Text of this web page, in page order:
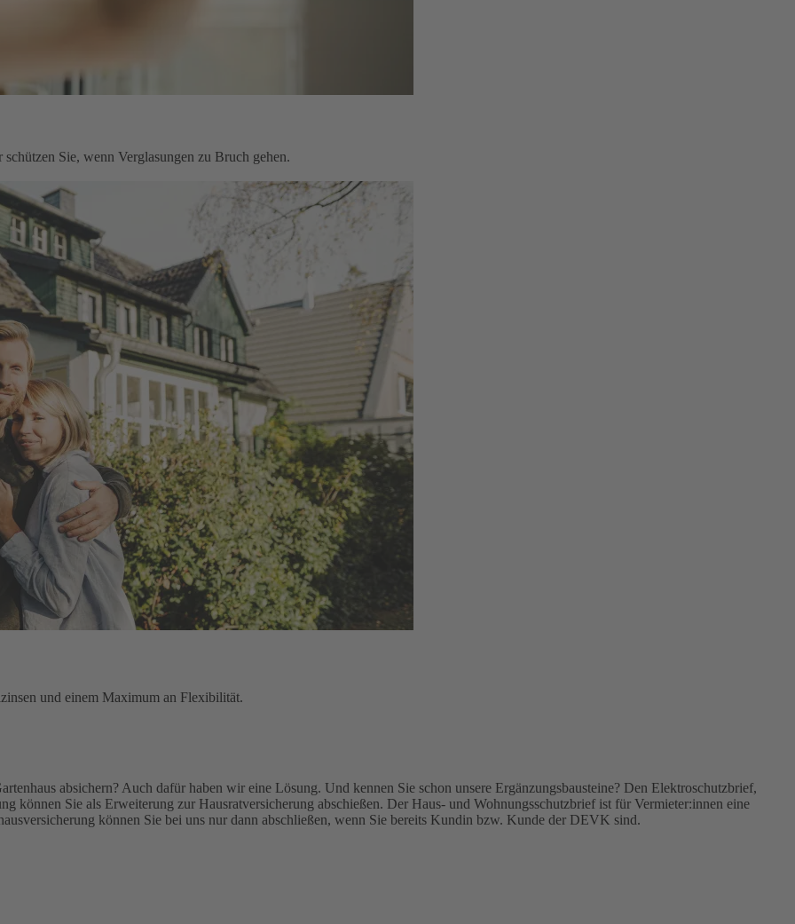
Sie, wenn Verglasungen zu Bruch gehen.
und einem Maximum an Flexibilität.
absichern? Auch dafür haben wir eine Lösung. Und kennen Sie schon unsere Ergänzungsbausteine? Den Elektroschutzbrief,
können Sie als Erweiterung zur Hausratversicherung abschießen. Der Haus- und Wohnungsschutzbrief ist für Vermieter:innen eine
können Sie bei uns nur dann abschließen, wenn Sie bereits Kundin bzw. Kunde der DEVK sind.